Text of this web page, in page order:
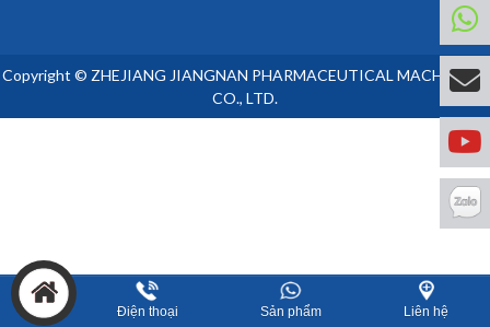
Copyright © ZHEJIANG JIANGNAN PHARMACEUTICAL MACHINERY
CO., LTD.
Điện thoại Sản phẩm Liên hệ